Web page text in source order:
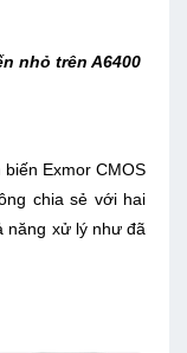
nhỏ trên A6400
Exmor CMOS
chia sẻ với hai
năng xử lý như đã